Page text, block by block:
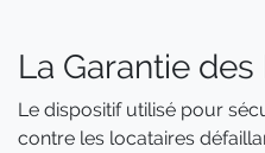
La Garantie
Le dispositif utilisé pour
contre les locataires